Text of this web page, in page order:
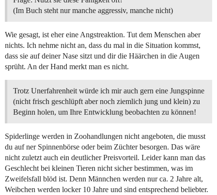
(Im Buch steht nur manche aggressiv, manche nicht)
Wie gesagt, ist eher eine Angstreaktion. Tut dem Menschen aber
nichts. Ich nehme nicht an, dass du mal in die Situation kommst,
dass sie auf deiner Nase sitzt und dir die Häärchen in die Augen
sprüht. An der Hand merkt man es nicht.
Trotz Unerfahrenheit würde ich mir auch gern eine Jungspinne
(nicht frisch geschlüpft aber noch ziemlich jung und klein) zu
Beginn holen, um Ihre Entwicklung beobachten zu können!
Spiderlinge werden in Zoohandlungen nicht angeboten, die musst
du auf ner Spinnenbörse oder beim Züchter besorgen. Das wäre
nicht zuletzt auch ein deutlicher Preisvorteil. Leider kann man das
Geschlecht bei kleinen Tieren nicht sicher bestimmen, was im
Zweifelsfall blöd ist. Denn Männchen werden nur ca. 2 Jahre alt,
Weibchen werden locker 10 Jahre und sind entsprechend beliebter.